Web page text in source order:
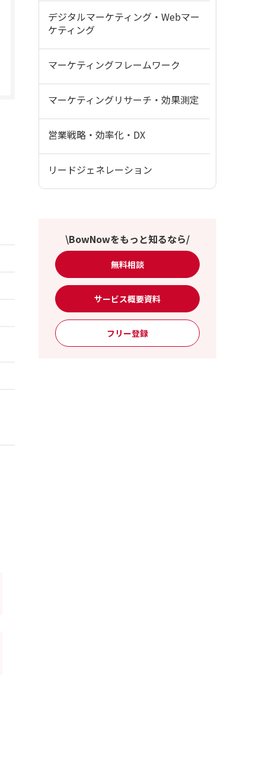
デジタルマーケティング・Webマー
ケティング
マーケティングフレームワーク
マーケティングリサーチ・効果測定
営業戦略・効率化・DX
リードジェネレーション
\BowNowをもっと知るなら/
無料相談
サービス概要資料
フリー登録